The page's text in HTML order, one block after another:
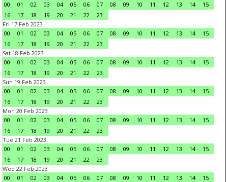
00
01 02 03 04 05 06 07 08 09 10 11 12 13 14
15
16
17 18 19 20 21 22
23
Fri 17 Feb 2023
00
01 02 03 04 05 06 07 08 09 10 11 12 13 14
15
16
17 18 19 20 21 22
23
Sat 18 Feb 2023
00
01 02 03 04 05 06 07 08 09 10 11 12 13 14
15
16
17 18 19 20 21 22
23
Sun 19 Feb 2023
00
01 02 03 04 05 06 07 08 09 10 11 12 13 14
15
16
17 18 19 20 21 22
23
Mon 20 Feb 2023
00
01 02 03 04 05 06 07 08 09 10 11 12 13 14
15
16
17 18 19 20 21 22
23
Tue 21 Feb 2023
00
01 02 03 04 05 06 07 08 09 10 11 12 13 14
15
16
17 18 19 20 21 22
23
Wed 22 Feb 2023
00
01 02 03 04 05 06 07 08 09 10 11 12 13 14
15